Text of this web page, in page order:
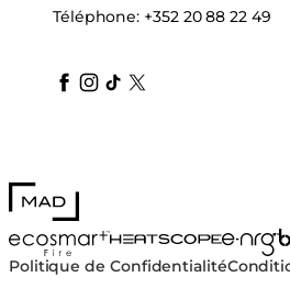
Téléphone: +352 20 88 22 49
blindedesign
blindedesign
blindedesign
blinde-design
blindedesign
MAD Design
EcoSmart FireHEATSCOPE®e-NRG
Politique de Confidentialité